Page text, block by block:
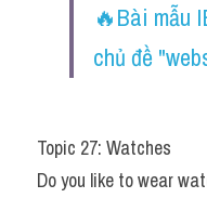
🔥Bài mẫu
chủ đề
Topic 27: Watches
Do you like to wear